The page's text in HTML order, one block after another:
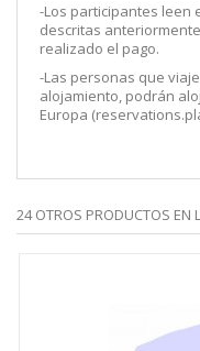
-Los participantes leen
descritas
realizado el pago.
-Las personas que
alojamiento, podrán
Europa
24 OTROS PRODUCTOS EN